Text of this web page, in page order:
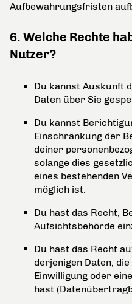
Aufbewahrungsfristen
6. Welche Rechte
Nutzer?
Du kannst Auskunft
Daten über Sie
Du kannst
Einschränkung der
deiner
solange dies
eines bestehenden
möglich ist.
Du hast das Recht,
Aufsichtsbehörde
Du hast das Recht
derjenigen Daten,
Einwilligung oder
hast